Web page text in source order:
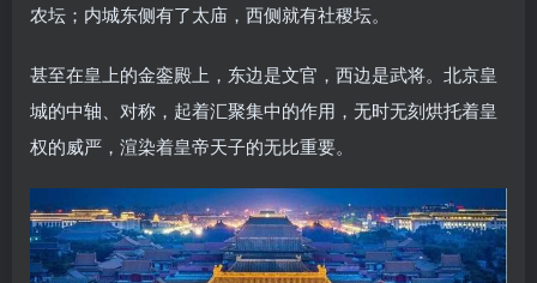
农坛；内城东侧有了太庙，西侧就有社稷坛。
甚至在皇上的金銮殿上，东边是文官，西边是武将。北京皇
城的中轴、对称，起着汇聚集中的作用，无时无刻烘托着皇
权的威严，渲染着皇帝天子的无比重要。